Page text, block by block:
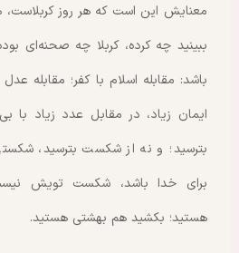
معنایش این است که هر روز کربلاست،
ببینید چه کرده، کربلا چه صحنه‌ای
باشد: مقابله اسلام با کفر؛ مقابله
ایمان زیاد، در مقابل عدد زیاد با
بترسید؛ و نه از شکست بترسید،
برای خدا باشد، شکست تویش
هستید؛ بکشید هم بهشتی هستید.